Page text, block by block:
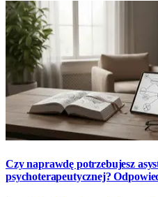
Czy naprawdę potrzebujesz
psychoterapeutycznej?